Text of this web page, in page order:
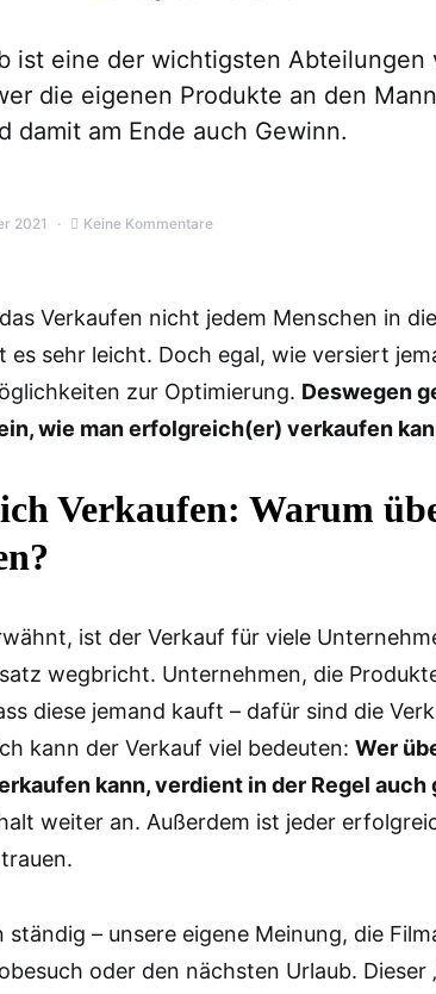
ist eine der wichtigsten Abteilungen
die eigenen Produkte an den
damit am Ende auch Gewinn.
2021 Keine Kommentare
Verkaufen nicht jedem Menschen in
es sehr leicht. Doch egal, wie versiert
zur Optimierung. Deswegen
wie man erfolgreich(er) verkaufen
Verkaufen: Warum
ist der Verkauf für viele
wegbricht. Unternehmen, die
diese jemand kauft – dafür sind die
kann der Verkauf viel bedeuten: Wer
kann, verdient in der Regel auch
weiter an. Außerdem ist jeder
ständig – unsere eigene Meinung, die
oder den nächsten Urlaub. Dieser